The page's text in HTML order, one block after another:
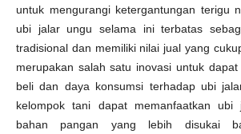
untuk mengurangi ketergantungan terigu
ubi jalar ungu selama ini terbatas
tradisional dan memiliki nilai jual yang
merupakan salah satu inovasi untuk
beli dan daya konsumsi terhadap ubi
kelompok tani dapat memanfaatkan ubi
bahan pangan yang lebih disukai